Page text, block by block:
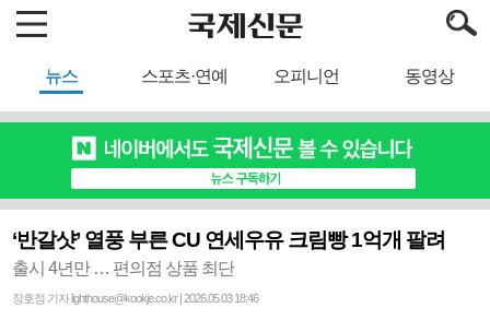
뉴스 스포츠·연예 오피니언 동영상
‘반갈샷’ 열풍 부른 CU 연세우유 크림빵 1억개 팔려
출시 4년만 … 편의점 상품 최단
장호정 기자 lighthouse@kookje.co.kr | 2026.05.03 18:46